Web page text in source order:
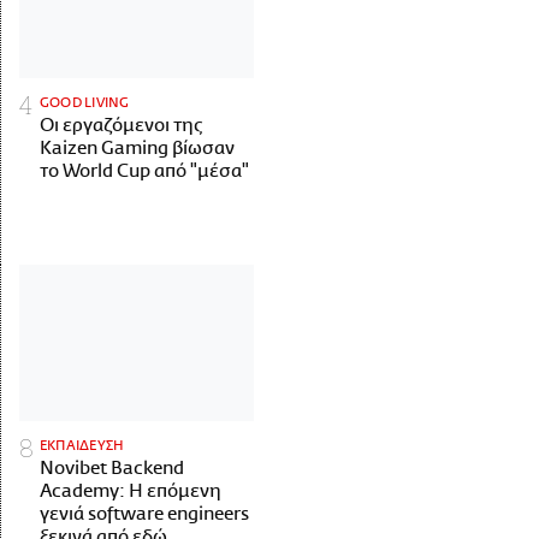
GOOD LIVING
Οι εργαζόμενοι της
Kaizen Gaming βίωσαν
το World Cup από "μέσα"
ΕΚΠΑΙΔΕΥΣΗ
Novibet Backend
Academy: Η επόμενη
γενιά software engineers